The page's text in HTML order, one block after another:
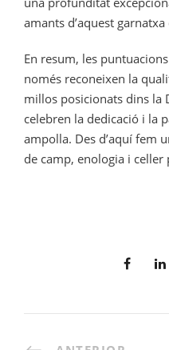
amants d’aquest
En resum, les
només reconeixen la
millos posicionats dins la
celebren la dedicació i la
ampolla. Des d’aquí fem
de camp, enologia i celler